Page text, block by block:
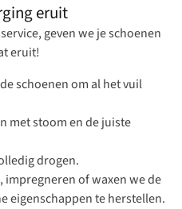
eruit
geven we je schoenen
eruit!
schoenen om al het vuil
met stoom en de juiste
drogen.
impregneren of waxen we de
eigenschappen te herstellen.